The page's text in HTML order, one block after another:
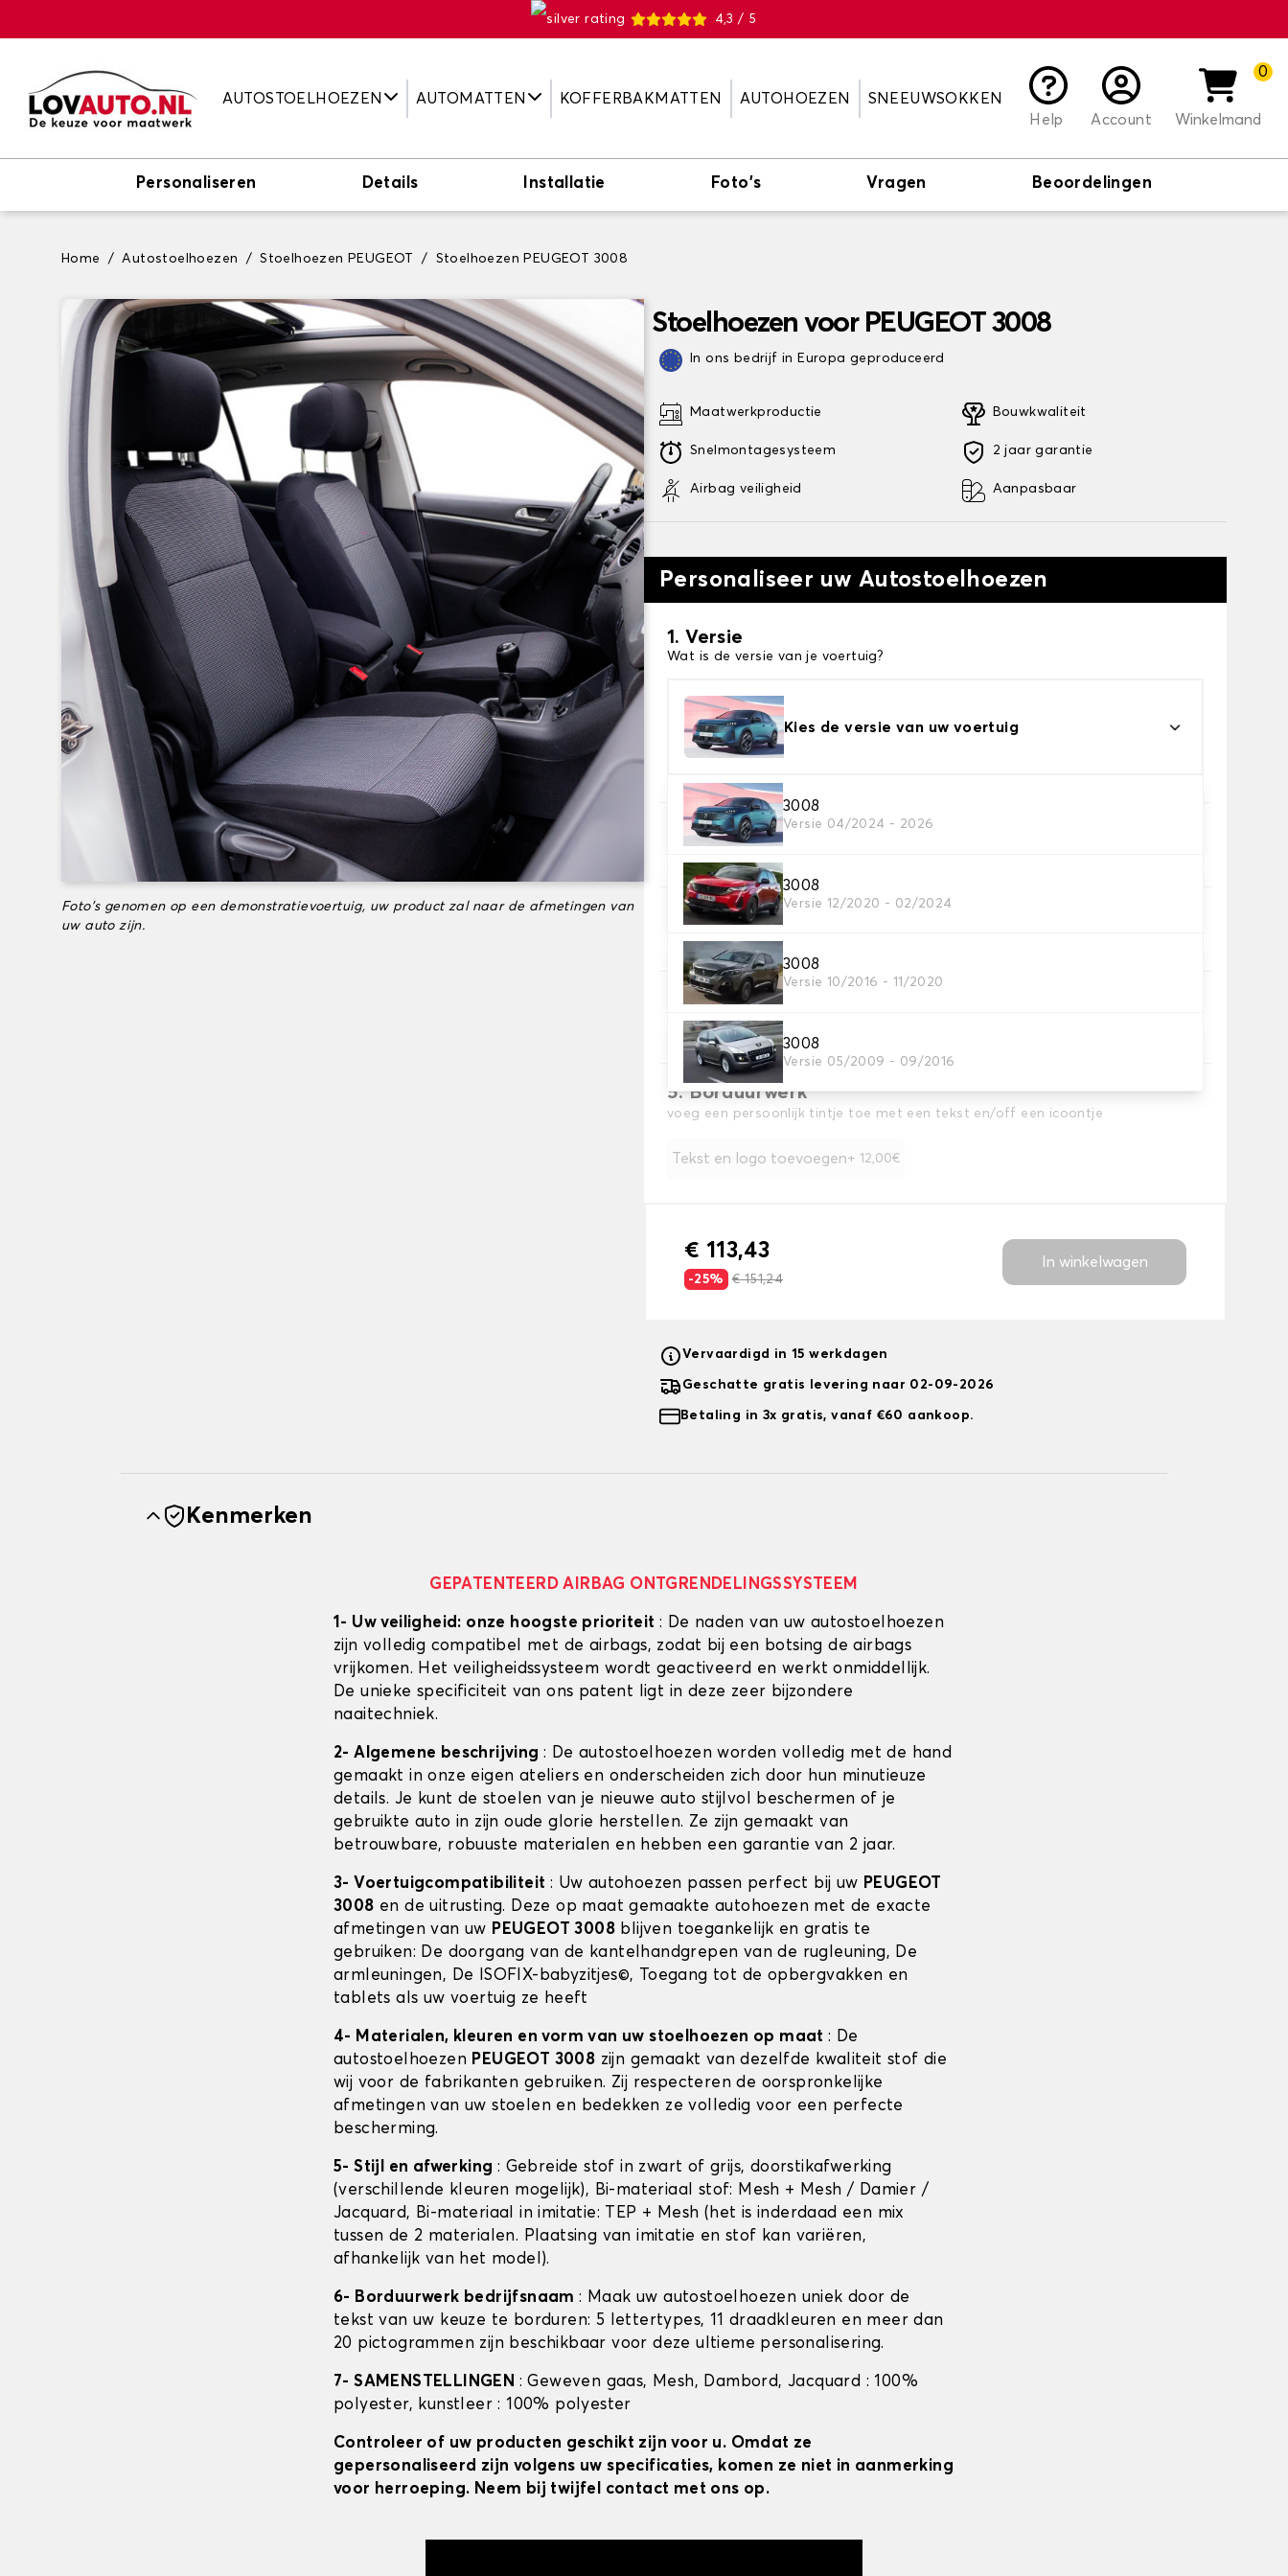
4,3 / 5
AUTOSTOELHOEZEN AUTOMATTEN KOFFERBAKMATTEN AUTOHOEZEN
SNEEUWSOKKEN
Help
Account
0
Winkelmand
Personaliseren Details Installatie Foto's Vragen Beoordelingen
Home Autostoelhoezen Stoelhoezen PEUGEOT Stoelhoezen PEUGEOT 3008
Foto's genomen op een demonstratievoertuig, uw product zal naar de afmetingen van
uw auto zijn.
Stoelhoezen voor PEUGEOT 3008
In ons bedrijf in Europa geproduceerd
Maatwerkproductie
Snelmontagesysteem
Airbag veiligheid
Bouwkwaliteit
2 jaar garantie
Aanpasbaar
Personaliseer uw Autostoelhoezen
1. Versie
Wat is de versie van je voertuig?
Kies de versie van uw voertuig
3008
Versie 04/2024 - 2026
3008
Versie 12/2020 - 02/2024
3008
Versie 10/2016 - 11/2020
3008
Versie 05/2009 - 09/2016
2. Set hoezen
3. Materiaal
Kies het materiaal voor je hoezen.
4. Kleur
Kies de kleur van je stoelhoezen.
5. Borduurwerk
voeg een persoonlijk tintje toe met een tekst en/off een icoontje
Tekst en logo toevoegen + 12,00€
€ 113,43
-25% € 151,24
In winkelwagen
Vervaardigd in 15 werkdagen
Geschatte gratis levering naar 02-09-2026
Betaling in 3x gratis, vanaf €60 aankoop.
Kenmerken
GEPATENTEERD AIRBAG ONTGRENDELINGSSYSTEEM
1- Uw veiligheid: onze hoogste prioriteit : De naden van uw autostoelhoezen
zijn volledig compatibel met de airbags, zodat bij een botsing de airbags
vrijkomen. Het veiligheidssysteem wordt geactiveerd en werkt onmiddellijk.
De unieke specificiteit van ons patent ligt in deze zeer bijzondere
naaitechniek.
2- Algemene beschrijving : De autostoelhoezen worden volledig met de hand
gemaakt in onze eigen ateliers en onderscheiden zich door hun minutieuze
details. Je kunt de stoelen van je nieuwe auto stijlvol beschermen of je
gebruikte auto in zijn oude glorie herstellen. Ze zijn gemaakt van
betrouwbare, robuuste materialen en hebben een garantie van 2 jaar.
3- Voertuigcompatibiliteit : Uw autohoezen passen perfect bij uw PEUGEOT
3008 en de uitrusting. Deze op maat gemaakte autohoezen met de exacte
afmetingen van uw PEUGEOT 3008 blijven toegankelijk en gratis te
gebruiken: De doorgang van de kantelhandgrepen van de rugleuning, De
armleuningen, De ISOFIX-babyzitjes©, Toegang tot de opbergvakken en
tablets als uw voertuig ze heeft
4- Materialen, kleuren en vorm van uw stoelhoezen op maat: De
autostoelhoezen PEUGEOT 3008 zijn gemaakt van dezelfde kwaliteit stof die
wij voor de fabrikanten gebruiken. Zij respecteren de oorspronkelijke
afmetingen van uw stoelen en bedekken ze volledig voor een perfecte
bescherming.
5- Stijl en afwerking : Gebreide stof in zwart of grijs, doorstikafwerking
(verschillende kleuren mogelijk), Bi-materiaal stof: Mesh + Mesh / Damier /
Jacquard, Bi-materiaal in imitatie: TEP + Mesh (het is inderdaad een mix
tussen de 2 materialen. Plaatsing van imitatie en stof kan variëren,
afhankelijk van het model).
6- Borduurwerk bedrijfsnaam: Maak uw autostoelhoezen uniek door de
tekst van uw keuze te borduren: 5 lettertypes, 11 draadkleuren en meer dan
20 pictogrammen zijn beschikbaar voor deze ultieme personalisering.
7- SAMENSTELLINGEN : Geweven gaas, Mesh, Dambord, Jacquard : 100%
polyester, kunstleer : 100% polyester
Controleer of uw producten geschikt zijn voor u. Omdat ze
gepersonaliseerd zijn volgens uw specificaties, komen ze niet in aanmerking
voor herroeping. Neem bij twijfel contact met ons op.